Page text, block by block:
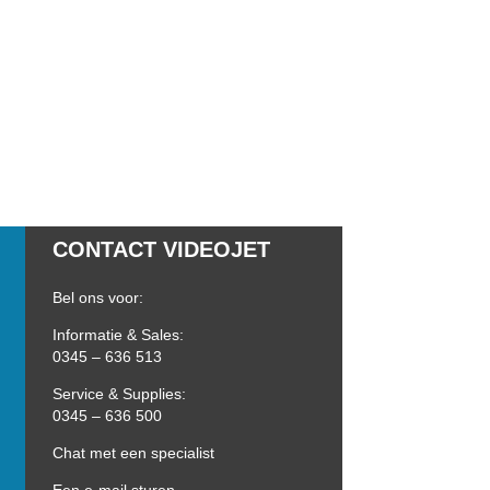
CONTACT VIDEOJET
Bel ons voor:
Informatie & Sales:
0345 – 636 513
Service & Supplies:
0345 – 636 500
Chat met een specialist